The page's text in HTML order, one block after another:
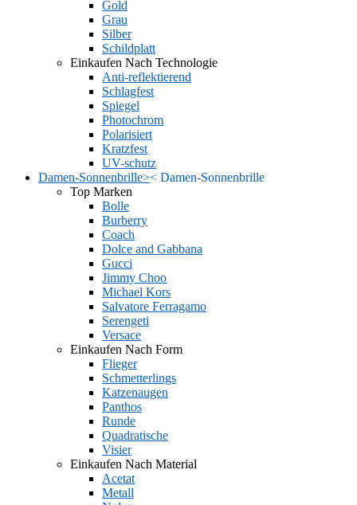
Gold
Grau
Silber
Schildplatt
Einkaufen Nach Technologie
Anti-reflektierend
Schlagfest
Spiegel
Photochrom
Polarisiert
Kratzfest
UV-schutz
Damen-Sonnenbrille>< Damen-Sonnenbrille
Top Marken
Bolle
Burberry
Coach
Dolce and Gabbana
Gucci
Jimmy Choo
Michael Kors
Salvatore Ferragamo
Serengeti
Versace
Einkaufen Nach Form
Flieger
Schmetterlings
Katzenaugen
Panthos
Runde
Quadratische
Visier
Einkaufen Nach Material
Acetat
Metall